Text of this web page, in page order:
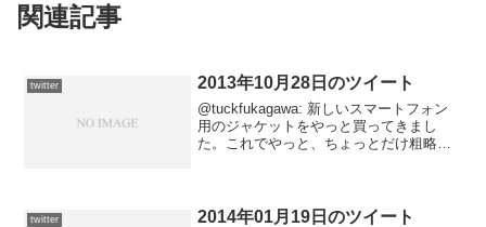
関連記事
twitter 2013年10月28日のツイート
@tuckfukagawa: 新しいスマートフォン
用のジャケットをやっと買ってきまし
た。これでやっと、ちょっとだけ粗略に
twitter 2014年01月19日のツイート